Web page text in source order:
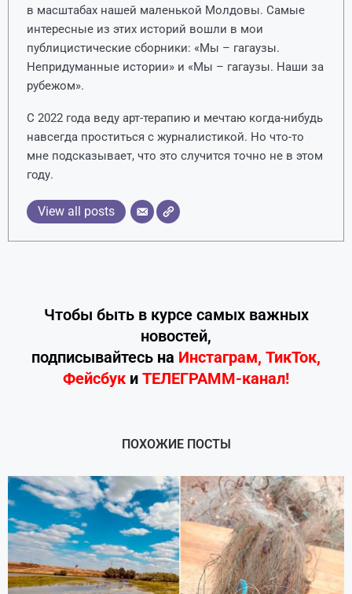
в масштабах нашей маленькой Молдовы. Самые
интересные из этих историй вошли в мои
публицистические сборники: «Мы – гагаузы.
Непридуманные истории» и «Мы – гагаузы. Наши за
рубежом».
С 2022 года веду арт-терапию и мечтаю когда-нибудь
навсегда проститься с журналистикой. Но что-то
мне подсказывает, что это случится точно не в этом
году.
View all posts
Чтобы быть в курсе самых важных
новостей,
подписывайтесь на Инстаграм, ТикТок,
Фейсбук и ТЕЛЕГРАММ-канал!
ПОХОЖИЕ ПОСТЫ